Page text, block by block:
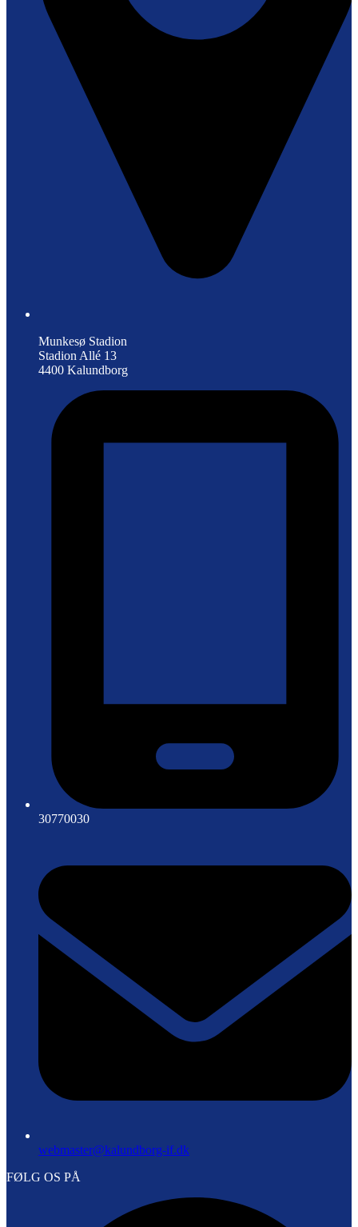
Munkesø Stadion
Stadion Allé 13
4400 Kalundborg
30770030
webmaster@kalundborg-if.dk
FØLG OS PÅ